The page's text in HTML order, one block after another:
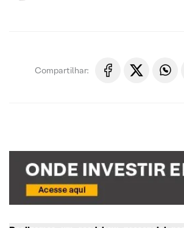
Compartilhar: